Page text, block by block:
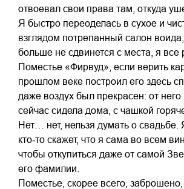
отвоевал свои права там, откуда
Я быстро переоделась в сухое и
взглядом потрепанный салон
больше не сдвинется с места, я все
Поместье «Фирвуд», если верить
прошлом веке построил его здесь
даже воздух был прекрасен: от
сейчас сидела дома, с чашкой
Нет… нет, нельзя думать о
кто‑то скажет, что я сама во всем
чтобы откупиться даже от самой
его фамилии.
Поместье, скорее всего,